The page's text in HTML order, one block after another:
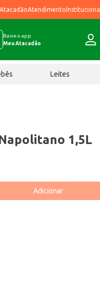
AtendimentoInstitucional
Baixe o app
Meu Atacadão
Leites
1,5L
Adicionar